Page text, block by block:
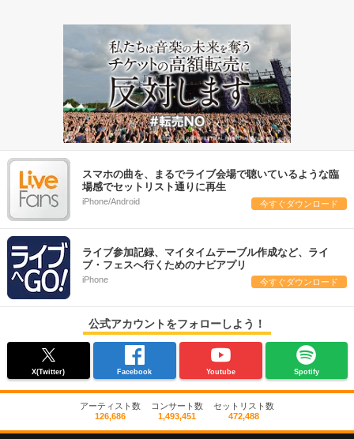
スマホの曲を、まるでライブ会場で聴いているような臨
場感でセットリスト通りに再生
iPhone/Android 今すぐダウンロード
ライブ参加記録、マイタイムテーブル作成など、ライ
ブ・フェスへ行くためのナビアプリ
iPhone 今すぐダウンロード
公式アカウントをフォローしよう！
X(Twitter) Facebook Youtube Spotify
アーティスト数
126,686
コンサート数
1,493,451
セットリスト数
472,488